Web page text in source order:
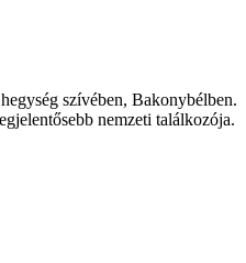
szívében, Bakonybélben.
nemzeti találkozója.